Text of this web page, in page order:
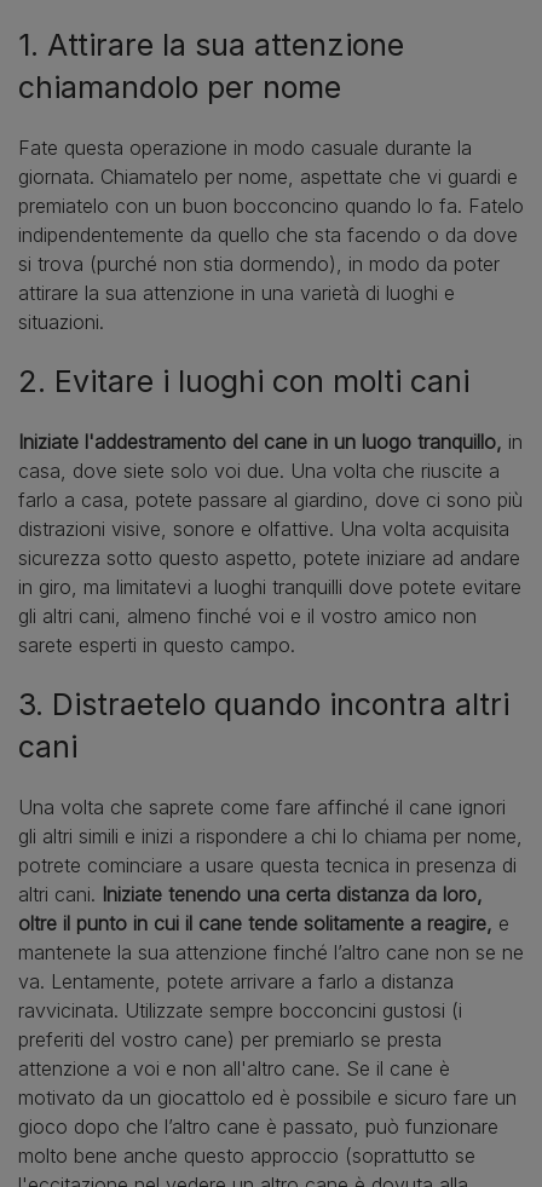
1. Attirare la sua attenzione
chiamandolo per nome
Fate questa operazione in modo casuale durante la
giornata. Chiamatelo per nome, aspettate che vi guardi e
premiatelo con un buon bocconcino quando lo fa. Fatelo
indipendentemente da quello che sta facendo o da dove
si trova (purché non stia dormendo), in modo da poter
attirare la sua attenzione in una varietà di luoghi e
situazioni.
2. Evitare i luoghi con molti cani
Iniziate l'addestramento del cane in un luogo tranquillo, in
casa, dove siete solo voi due. Una volta che riuscite a
farlo a casa, potete passare al giardino, dove ci sono più
distrazioni visive, sonore e olfattive. Una volta acquisita
sicurezza sotto questo aspetto, potete iniziare ad andare
in giro, ma limitatevi a luoghi tranquilli dove potete evitare
gli altri cani, almeno finché voi e il vostro amico non
sarete esperti in questo campo.
3. Distraetelo quando incontra altri
cani
Una volta che saprete come fare affinché il cane ignori
gli altri simili e inizi a rispondere a chi lo chiama per nome,
potrete cominciare a usare questa tecnica in presenza di
altri cani. Iniziate tenendo una certa distanza da loro,
oltre il punto in cui il cane tende solitamente a reagire, e
mantenete la sua attenzione finché l’altro cane non se ne
va. Lentamente, potete arrivare a farlo a distanza
ravvicinata. Utilizzate sempre bocconcini gustosi (i
preferiti del vostro cane) per premiarlo se presta
attenzione a voi e non all'altro cane. Se il cane è
motivato da un giocattolo ed è possibile e sicuro fare un
gioco dopo che l’altro cane è passato, può funzionare
molto bene anche questo approccio (soprattutto se